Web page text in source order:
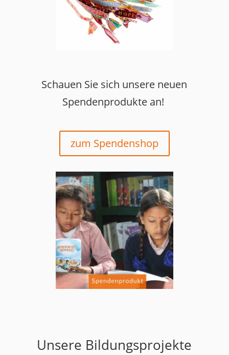
Schauen Sie sich unsere neuen
Spendenprodukte an!
zum Spendenshop
Unsere Bildungsprojekte